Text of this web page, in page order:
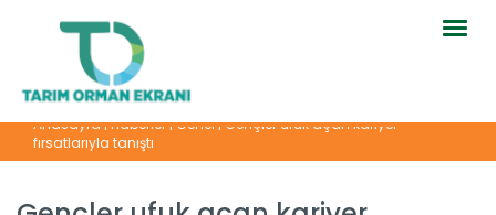
Anasayfa|Haberler|Genel|Gençler ufuk açan kariyer
fırsatlarıyla tanıştı